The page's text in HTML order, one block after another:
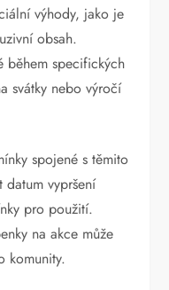
výhody, jako je
obsah.
během specifických
svátky nebo výročí
spojené s těmito
datum vypršení
pro použití.
na akce může
komunity.